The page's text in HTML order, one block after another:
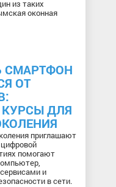
из таких
оконная
СМАРТФОН
ОТ
ДЛЯ
приглашают
помогают
и
в сети.